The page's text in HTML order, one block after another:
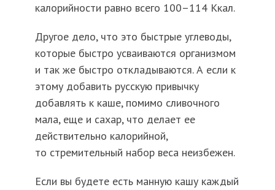
калорийности равно всего 100–114 Ккал.
Другое дело, что это быстрые углеводы,
которые быстро усваиваются организмом
и так же быстро откладываются. А если к
этому добавить русскую привычку
добавлять к каше, помимо сливочного
мала, еще и сахар, что делает ее
действительно калорийной,
то стремительный набор веса неизбежен.
Если вы будете есть манную кашу каждый